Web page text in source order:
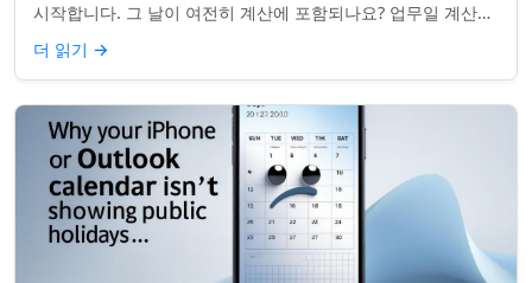
시작합니다. 그 날이 여전히 계산에 포함되나요? 업무일 계산을
할 때 공휴일은 생각보다 더 중요...
더 읽기 →